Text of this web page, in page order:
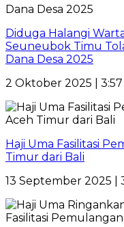
Diduga Halangi
Seuneubok Timu
Dana Desa 2025
2 Oktober 2025 |
Haji Uma Fasilitasi
Timur dari Bali
13 September 2025 |